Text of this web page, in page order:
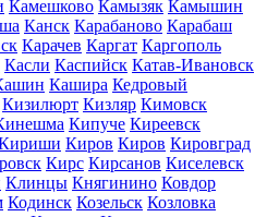
Камешково Камызяк Камышин
Канск Карабаново Карабаш
Карачев Каргат Каргополь
Касли Каспийск Катав-Ивановск
Кашира Кедровый
Кизилюрт Кизляр Кимовск
Кипуче Киреевск
Киров Киров Кировград
Кирс Кирсанов Киселевск
Клинцы Княгинино Ковдор
Кодинск Козельск Козловка